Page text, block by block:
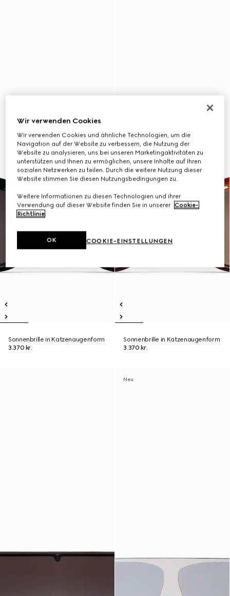
Sonnenbrille in Katzenaugenform
3.370 kr.
Sonnenbrille in Katzenaugenform
3.370 kr.
Neu
Wir verwenden Cookies
Wir verwenden Cookies und ähnliche Technologien, um die
Navigation auf der Website zu verbessern, die Nutzung der
Website zu analysieren, uns bei unseren Marketingaktivitäten zu
unterstützen und Ihnen zu ermöglichen, unsere Inhalte auf Ihren
sozialen Netzwerken zu teilen. Durch die weitere Nutzung dieser
Website stimmen Sie diesen Nutzungsbedingungen zu.
Weitere Informationen zu diesen Technologien und ihrer
Verwendung auf dieser Website finden Sie in unserer Cookie-
Richtlinie.
COOKIE-EINSTELLUNGEN
OK